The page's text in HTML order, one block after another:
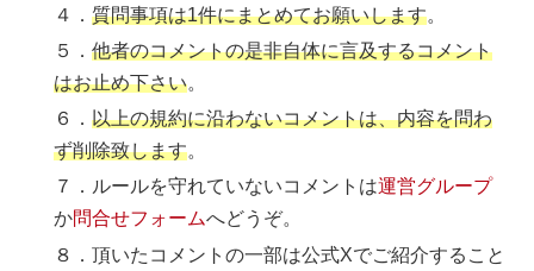
４．質問事項は1件にまとめてお願いします。
５．他者のコメントの是非自体に言及するコメント
はお止め下さい。
６．以上の規約に沿わないコメントは、内容を問わ
ず削除致します。
７．ルールを守れていないコメントは運営グループ
か問合せフォームへどうぞ。
８．頂いたコメントの一部は公式Xでご紹介すること